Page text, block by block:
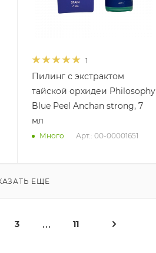
1
Пилинг с экстрактом
тайской орхидеи Philosophy
Blue Peel Anchan strong, 7
мл
Много Арт.: 00-00001651
ЕЩЕ
3 11